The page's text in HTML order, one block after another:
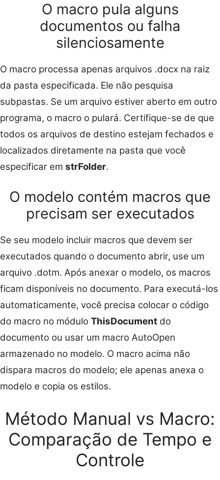
O macro pula alguns
documentos ou falha
silenciosamente
O macro processa apenas arquivos .docx na raiz
da pasta especificada. Ele não pesquisa
subpastas. Se um arquivo estiver aberto em outro
programa, o macro o pulará. Certifique-se de que
todos os arquivos de destino estejam fechados e
localizados diretamente na pasta que você
especificar em strFolder.
O modelo contém macros que
precisam ser executados
Se seu modelo incluir macros que devem ser
executados quando o documento abrir, use um
arquivo .dotm. Após anexar o modelo, os macros
ficam disponíveis no documento. Para executá-los
automaticamente, você precisa colocar o código
do macro no módulo ThisDocument do
documento ou usar um macro AutoOpen
armazenado no modelo. O macro acima não
dispara macros do modelo; ele apenas anexa o
modelo e copia os estilos.
Método Manual vs Macro:
Comparação de Tempo e
Controle